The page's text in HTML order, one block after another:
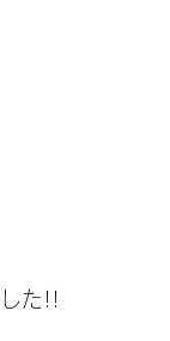
た!!